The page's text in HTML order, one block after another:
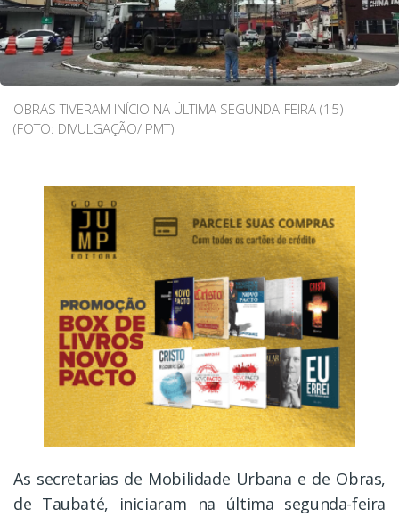
OBRAS TIVERAM INÍCIO NA ÚLTIMA SEGUNDA-FEIRA (15)
(FOTO: DIVULGAÇÃO/ PMT)
As secretarias de Mobilidade Urbana e de Obras,
de Taubaté, iniciaram na última segunda-feira